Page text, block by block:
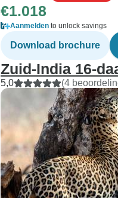
€1.018
Aanmelden to unlock savings
Download brochure
Zuid-India 16-
5,0 (4